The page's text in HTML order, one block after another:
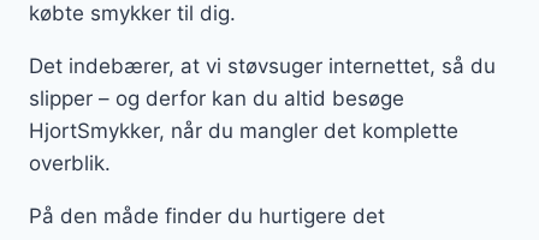
købte smykker til dig.
Det indebærer, at vi støvsuger internettet, så du
slipper – og derfor kan du altid besøge
HjortSmykker, når du mangler det komplette
overblik.
På den måde finder du hurtigere det